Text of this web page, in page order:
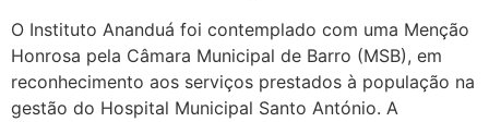
O Instituto Ananduá foi contemplado com uma Menção
Honrosa pela Câmara Municipal de Barro (MSB), em
reconhecimento aos serviços prestados à população na
gestão do Hospital Municipal Santo António. A